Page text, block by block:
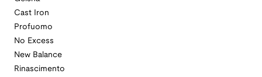
Cast Iron
Profuomo
No Excess
New Balance
Rinascimento